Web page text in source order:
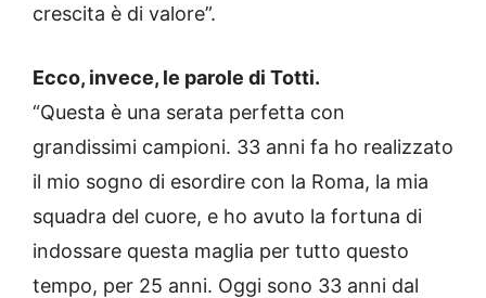
crescita è di valore”.
Ecco, invece, le parole di Totti.
“Questa è una serata perfetta con
grandissimi campioni. 33 anni fa ho realizzato
il mio sogno di esordire con la Roma, la mia
squadra del cuore, e ho avuto la fortuna di
indossare questa maglia per tutto questo
tempo, per 25 anni. Oggi sono 33 anni dal